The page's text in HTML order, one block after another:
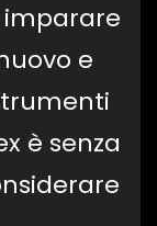
e
è senza